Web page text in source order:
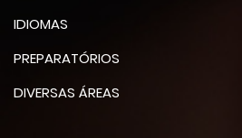
IDIOMAS
PREPARATÓRIOS
DIVERSAS ÁREAS